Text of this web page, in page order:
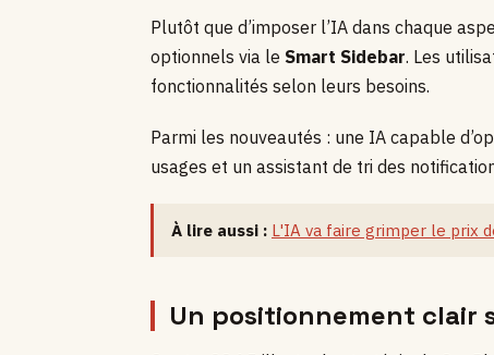
Plutôt que d’imposer l’IA dans chaque
optionnels via le Smart Sidebar. Les
fonctionnalités selon leurs besoins.
Parmi les nouveautés : une IA capable
usages et un assistant de tri des
À lire aussi : L'IA va faire grimper le prix
Un positionnement clair